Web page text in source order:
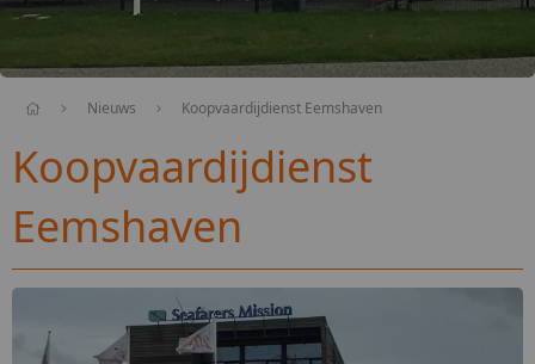
Nieuws Koopvaardijdienst Eemshaven
Koopvaardijdienst
Eemshaven